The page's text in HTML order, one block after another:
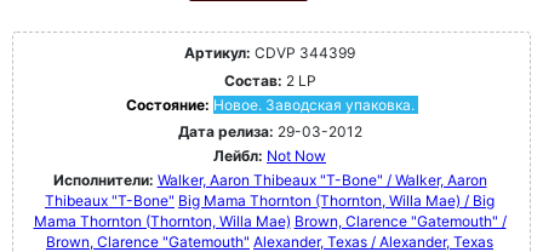
Артикул: CDVP 344399
Состав: 2 LP
Состояние: Новое. Заводская упаковка.
Дата релиза: 29-03-2012
Лейбл: Not Now
Исполнители: Walker, Aaron Thibeaux "T-Bone" / Walker, Aaron
Thibeaux "T-Bone" Big Mama Thornton (Thornton, Willa Mae) / Big
Mama Thornton (Thornton, Willa Mae) Brown, Clarence "Gatemouth" /
Brown, Clarence "Gatemouth" Alexander, Texas / Alexander, Texas